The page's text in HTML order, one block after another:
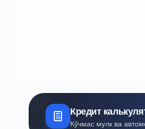
Кредит
Кўчмас мулк ва